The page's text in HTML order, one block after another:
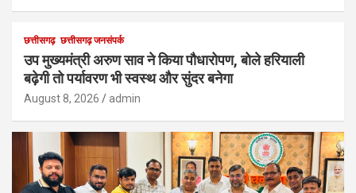
छत्तीसगढ़ छत्तीसगढ़ जनसंपर्क
उप मुख्यमंत्री अरुण साव ने किया पौधारोपण, बोले हरियाली
बढ़ेगी तो पर्यावरण भी स्वस्थ और सुंदर बनेगा
August 8, 2026 admin